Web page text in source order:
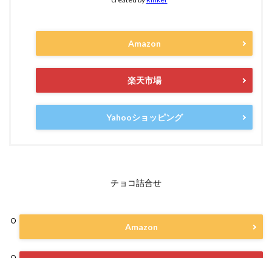
Amazon
楽天市場
Yahooショッピング
チョコ詰合せ
Amazon